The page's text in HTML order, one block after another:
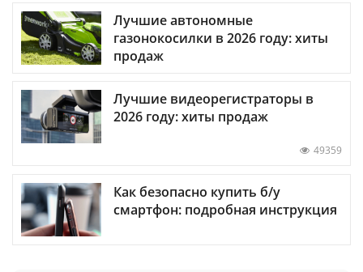
Лучшие автономные
газонокосилки в 2026 году: хиты
продаж
Лучшие видеорегистраторы в
2026 году: хиты продаж
49359
Как безопасно купить б/у
смартфон: подробная инструкция